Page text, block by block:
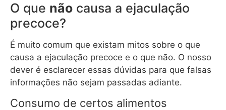
O que não causa a ejaculação
precoce?
É muito comum que existam mitos sobre o que
causa a ejaculação precoce e o que não. O nosso
dever é esclarecer essas dúvidas para que falsas
informações não sejam passadas adiante.
Consumo de certos alimentos